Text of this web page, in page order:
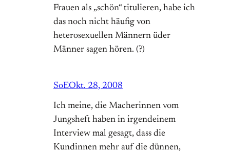
Frauen als „schön“ titulieren, habe ich
das noch nicht häufig von
heterosexuellen Männern üder
Männer sagen hören. (?)
SoEOkt. 28, 2008
Ich meine, die Macherinnen vom
Jungsheft haben in irgendeinem
Interview mal gesagt, dass die
Kundinnen mehr auf die dünnen,